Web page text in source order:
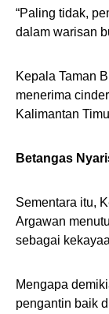
“Paling tidak,
dalam warisan
Kepala Taman
menerima
Kalimantan
Betangas
Sementara itu,
Argawan
sebagai
Mengapa
pengantin baik